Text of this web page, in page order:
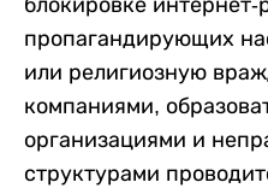
блокировке интернет-
пропагандирующих
или религиозную
компаниями,
организациями и
структурами